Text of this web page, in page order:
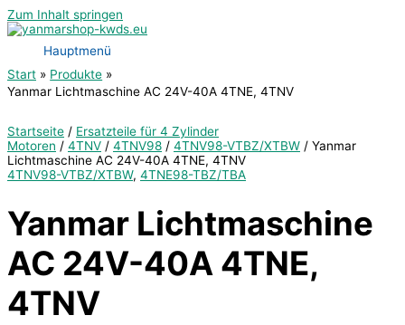
Zum Inhalt springen
Hauptmenü
Start
Produkte
Yanmar Lichtmaschine AC 24V-40A 4TNE, 4TNV
Startseite / Ersatzteile für 4 Zylinder
Motoren / 4TNV / 4TNV98 / 4TNV98-VTBZ/XTBW / Yanmar
Lichtmaschine AC 24V-40A 4TNE, 4TNV
4TNV98-VTBZ/XTBW, 4TNE98-TBZ/TBA
Yanmar Lichtmaschine
AC 24V-40A 4TNE,
4TNV